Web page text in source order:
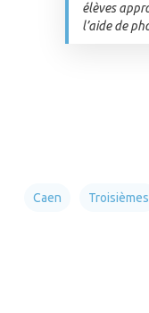
élèves
l’aide de
Caen Troisièmes